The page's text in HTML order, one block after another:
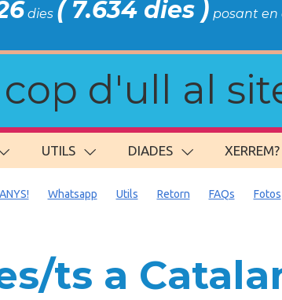
dies ( 7.634 dies ) posant en
d'ull al
UTILS DIADES XERREM?
Whatsapp Utils Retorn FAQs Fotos
ts a